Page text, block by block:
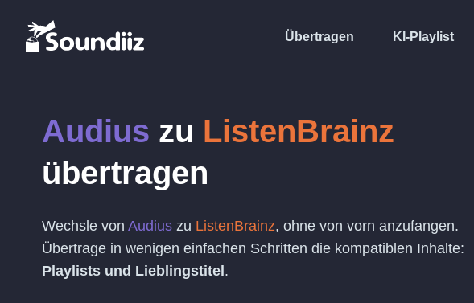
Übertragen KI-Playlist
Audius zu ListenBrainz
übertragen
Wechsle von Audius zu ListenBrainz, ohne von vorn anzufangen.
Übertrage in wenigen einfachen Schritten die kompatiblen Inhalte:
Playlists und Lieblingstitel .